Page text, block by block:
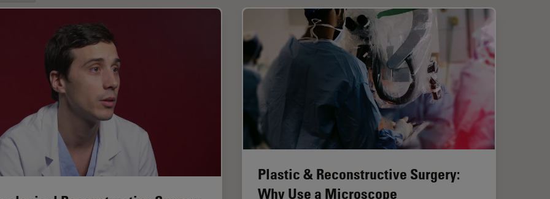
Plastic & Reconstructive Surgery:
Why Use a Microscope